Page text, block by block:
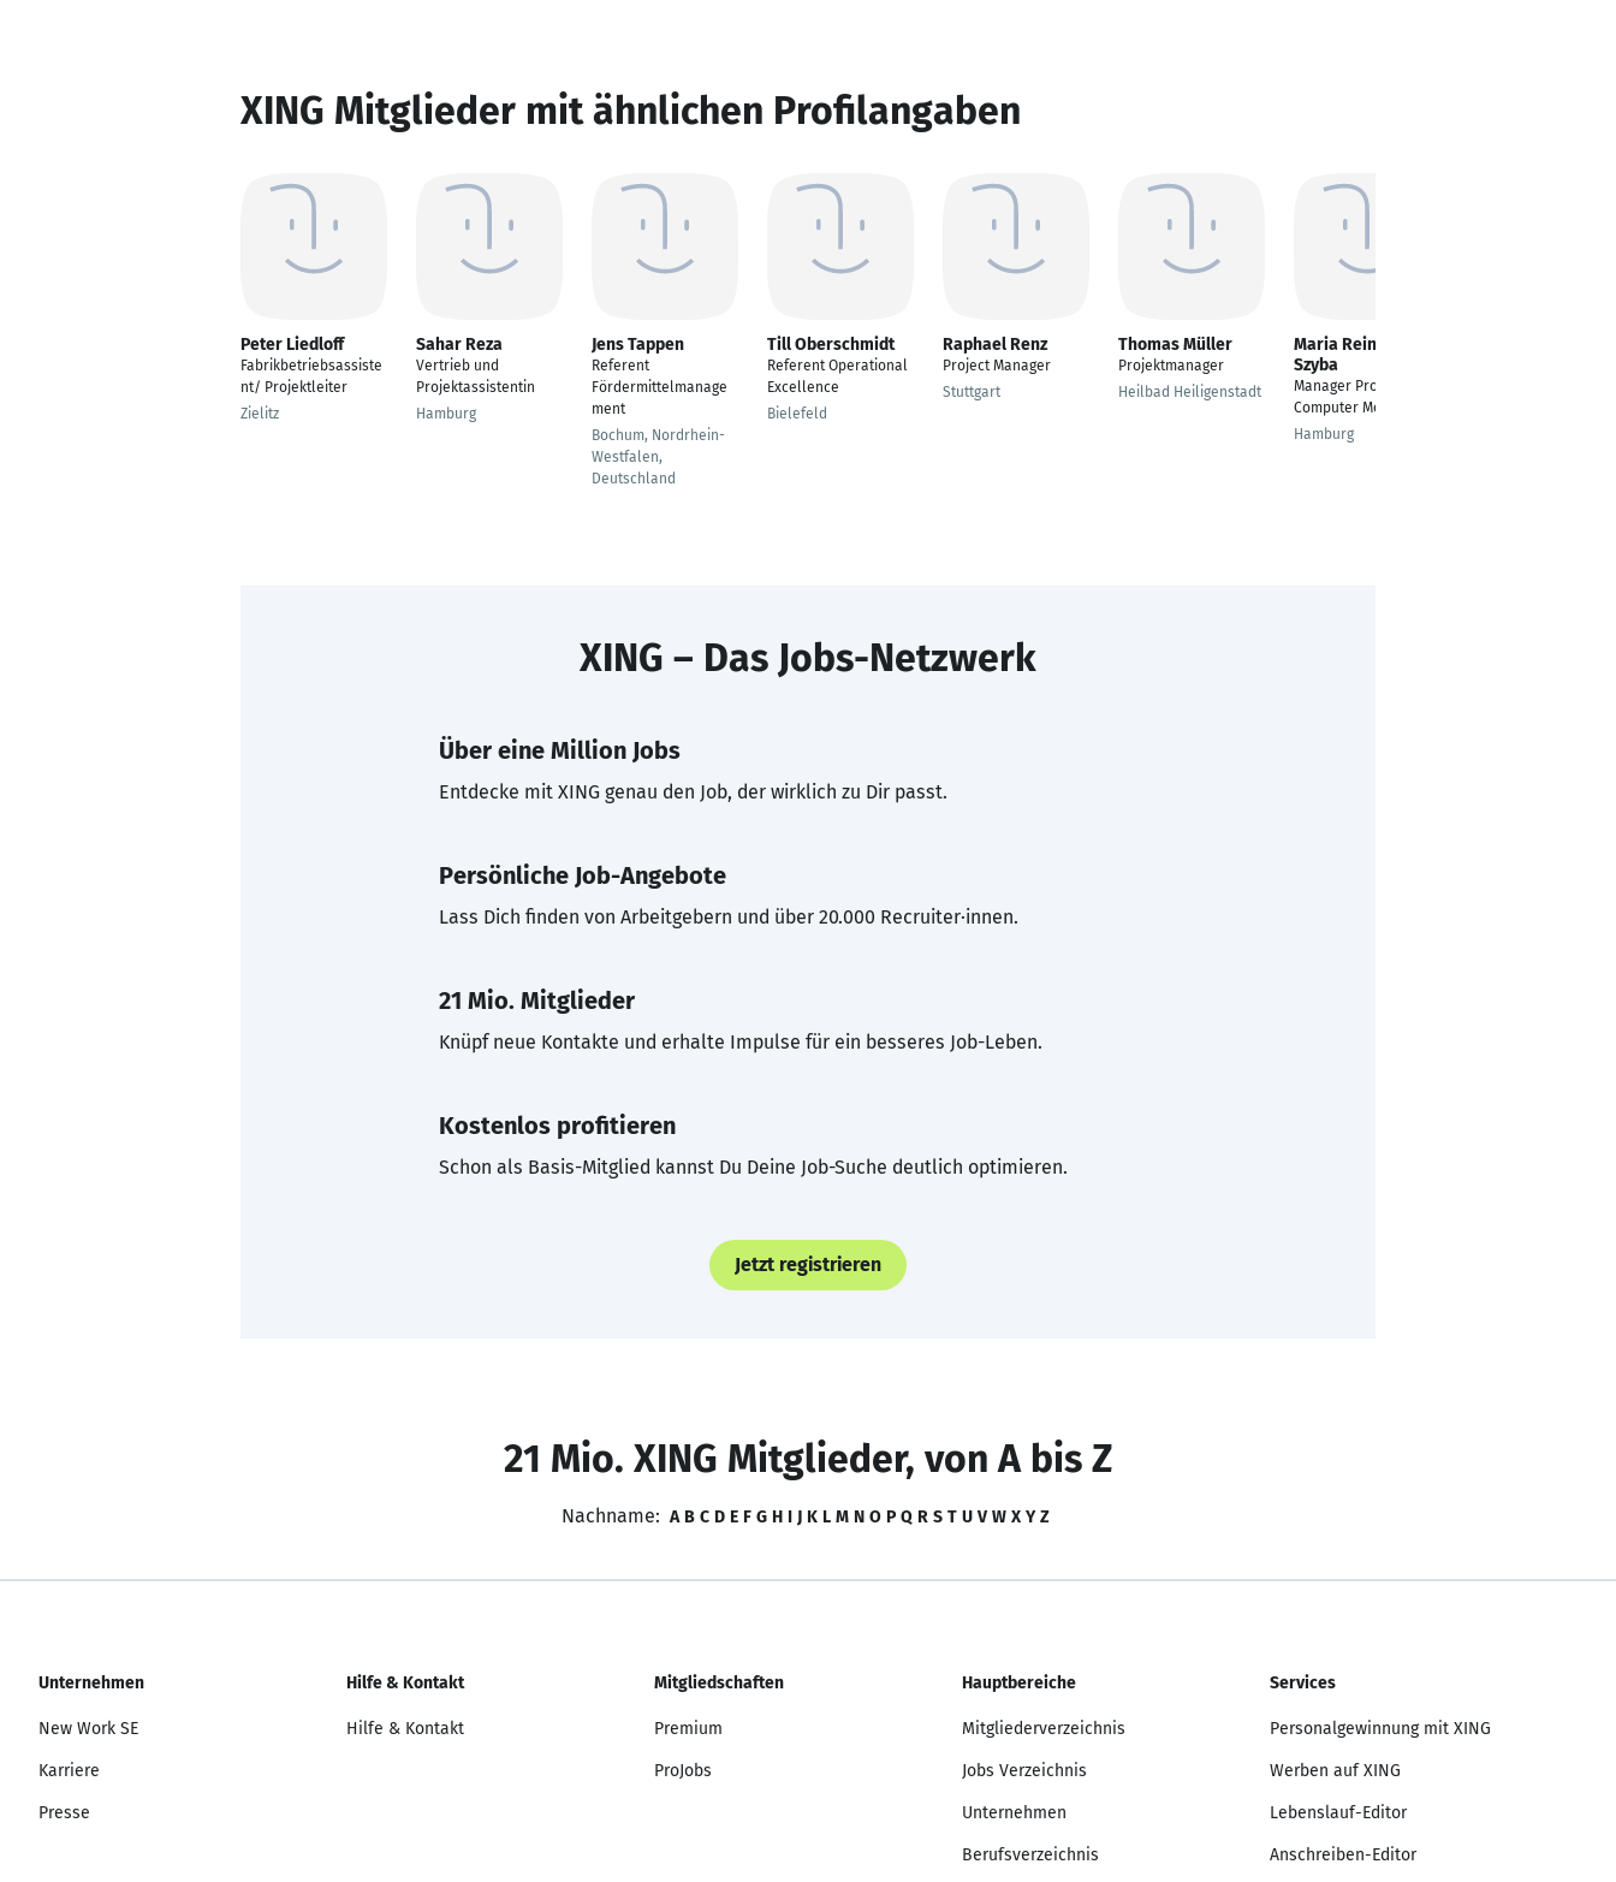
XING Mitglieder mit ähnlichen Profilangaben
Peter Liedloff
Fabrikbetriebsassiste
nt/ Projektleiter
Zielitz
Sahar Reza
Vertrieb und
Projektassistentin
Hamburg
Jens Tappen
Referent
Fördermittelmanage
ment
Bochum, Nordrhein-
Westfalen,
Deutschland
Till Oberschmidt
Referent Operational
Excellence
Bielefeld
Raphael Renz
Project Manager
Stuttgart
Thomas Müller
Projektmanager
Heilbad Heiligenstadt
Maria Reinhardt-
Szyba
Manager Projects and
Computer Modeling
Hamburg
XING – Das Jobs-Netzwerk
Über eine Million Jobs
Entdecke mit XING genau den Job, der wirklich zu Dir passt.
Persönliche Job-Angebote
Lass Dich finden von Arbeitgebern und über 20.000 Recruiter·innen.
21 Mio. Mitglieder
Knüpf neue Kontakte und erhalte Impulse für ein besseres Job-Leben.
Kostenlos profitieren
Schon als Basis-Mitglied kannst Du Deine Job-Suche deutlich optimieren.
Jetzt registrieren
21 Mio. XING Mitglieder, von A bis Z
Nachname: A B C D E F G H I J K L M N O P Q R S T U V W X Y Z
Unternehmen
New Work SE
Karriere
Presse
Hilfe & Kontakt
Hilfe & Kontakt
Mitgliedschaften
Premium
ProJobs
Hauptbereiche
Mitgliederverzeichnis
Jobs Verzeichnis
Unternehmen
Berufsverzeichnis
Services
Personalgewinnung mit XING
Werben auf XING
Lebenslauf-Editor
Anschreiben-Editor